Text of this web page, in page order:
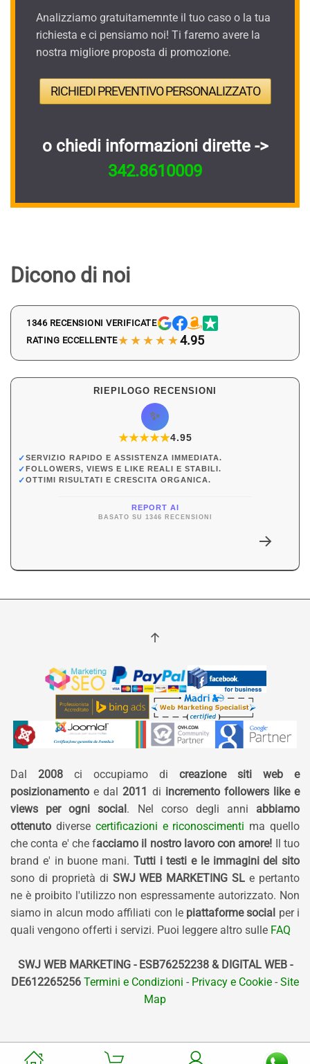
Analizziamo gratuitamemnte il tuo caso o la tua
richiesta e ci pensiamo noi! Ti faremo avere la
nostra migliore proposta di promozione.
RICHIEDI PREVENTIVO PERSONALIZZATO
o chiedi informazioni dirette ->
342.8610009
Dicono di noi
1346 RECENSIONI VERIFICATE
RATING ECCELLENTE★★★★★4.95
RIEPILOGO RECENSIONI
✨
★★★★★
★4.95
✓SERVIZIO RAPIDO E ASSISTENZA IMMEDIATA.
✓FOLLOWERS, VIEWS E LIKE REALI E STABILI.
✓OTTIMI RISULTATI E CRESCITA ORGANICA.
REPORT AI
BASATO SU 1346 RECENSIONI
Dal 2008 ci occupiamo di creazione siti web e
posizionamento e dal 2011 di incremento followers like e
views per ogni social. Nel corso degli anni abbiamo
ottenuto diverse certificazioni e riconoscimenti ma quello
che conta e' che facciamo il nostro lavoro con amore! Il tuo
brand e' in buone mani. Tutti i testi e le immagini del sito
sono di proprietà di SWJ WEB MARKETING SL e pertanto
ne è proibito l'utilizzo non espressamente autorizzato. Non
siamo in alcun modo affiliati con le piattaforme social per i
quali vengono offerti i servizi. Puoi leggere altro sulle FAQ
SWJ WEB MARKETING - ESB76252238 & DIGITAL WEB -
DE612265256 Termini e Condizioni - Privacy e Cookie - Site
Map